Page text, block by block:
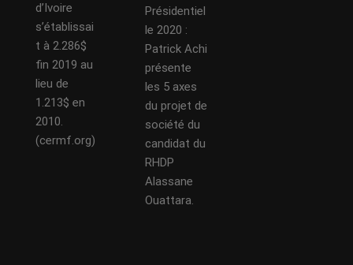
d’Ivoire
s’établissai
t à 2.286$
fin 2019 au
lieu de
1.213$ en
2010.
(cermf.org)
Présidentiel
le 2020 :
Patrick Achi
présente
les 5 axes
du projet de
société du
candidat du
RHDP
Alassane
Ouattara.